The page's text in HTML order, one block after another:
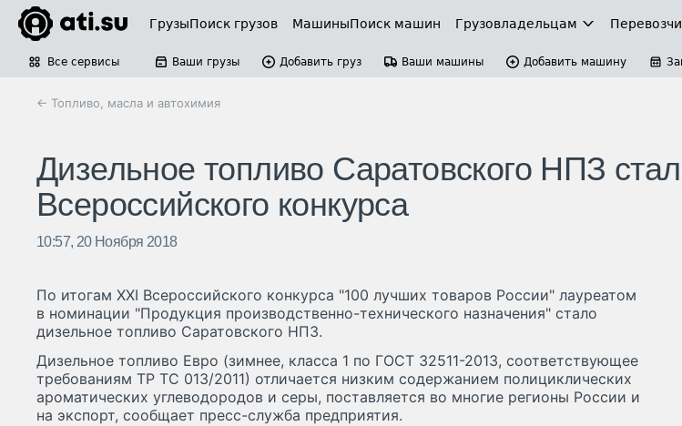
ГрузыПоиск грузов МашиныПоиск машин Грузовладельцам
Все сервисы Ваши грузы Добавить груз Ваши машины Добавить машину
← Топливо, масла и автохимия
Дизельное топливо Саратовского НПЗ
Всероссийского конкурса
10:57, 20 Ноября 2018
По итогам XXI Всероссийского конкурса "100 лучших товаров России" лауреатом
в номинации "Продукция производственно-технического назначения" стало
дизельное топливо Саратовского НПЗ.
Дизельное топливо Евро (зимнее, класса 1 по ГОСТ 32511-2013, соответствующее
требованиям ТР ТС 013/2011) отличается низким содержанием полициклических
ароматических углеводородов и серы, поставляется во многие регионы России и
на экспорт, сообщает пресс-служба предприятия.